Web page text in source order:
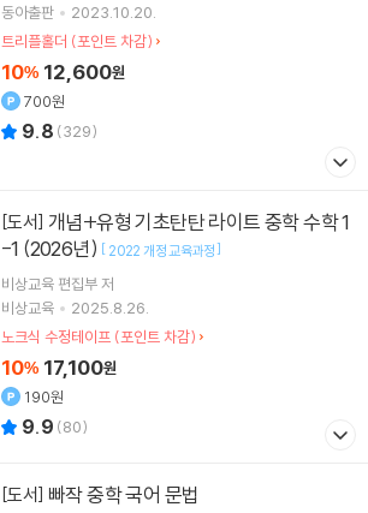
동아출판
2023.10.20.
트리플홀더 (포인트 차감)
10% 12,600원
700원
9.8 (329)
[도서]
-1 (2026년) [ 2022 개정 교육과정]
비상교육 편집부 저
비상교육
2025.8.26.
노크식 수정테이프 (포인트 차감)
10% 17,100원
190원
9.9 (80)
[도서] 빠작 중학 국어 문법